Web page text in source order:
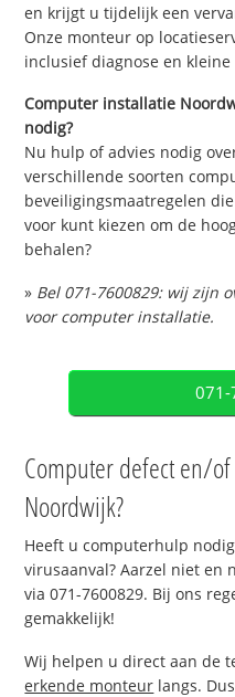
en krijgt u tijdelijk een
Onze monteur op
inclusief diagnose en
Computer installatie
nodig?
Nu hulp of advies nodig
verschillende soorten
beveiligingsmaatregelen
voor kunt kiezen om de
behalen?
» Bel 071-7600829: wij zijn
voor computer installatie.
071-
Computer defect en/
Noordwijk?
Heeft u computerhulp
virusaanval? Aarzel niet en
via 071-7600829. Bij ons
gemakkelijk!
Wij helpen u direct aan de
erkende monteur langs.